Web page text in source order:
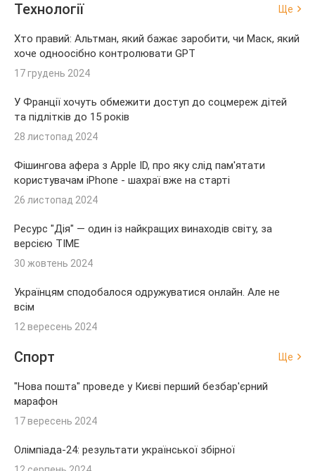
Технології Ще
Хто правий: Альтман, який бажає заробити, чи Маск, який
хоче одноосібно контролювати GPT
17 грудень 2024
У Франції хочуть обмежити доступ до соцмереж дітей
та підлітків до 15 років
28 листопад 2024
Фішингова афера з Apple ID, про яку слід пам'ятати
користувачам iPhone - шахраї вже на старті
26 листопад 2024
Ресурс "Дія" — один із найкращих винаходів світу, за
версією TIME
30 жовтень 2024
Українцям сподобалося одружуватися онлайн. Але не
всім
12 вересень 2024
Спорт Ще
"Нова пошта" проведе у Києві перший безбар'єрний
марафон
17 вересень 2024
Олімпіада-24: результати української збірної